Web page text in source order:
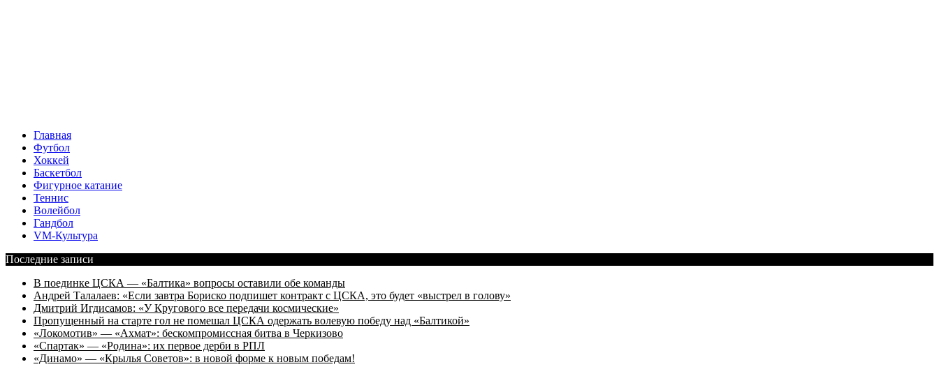
Главная
Футбол
Хоккей
Баскетбол
Фигурное катание
Теннис
Волейбол
Гандбол
VM-Культура
Последние записи
В поединке ЦСКА — «Балтика» вопросы оставили обе команды
Андрей Талалаев: «Если завтра Бориско подпишет контракт с ЦСКА, это будет «выстрел в голову»
Дмитрий Игдисамов: «У Кругового все передачи космические»
Пропущенный на старте гол не помешал ЦСКА одержать волевую победу над «Балтикой»
«Локомотив» — «Ахмат»: бескомпромиссная битва в Черкизово
«Спартак» — «Родина»: их первое дерби в РПЛ
«Динамо» — «Крылья Советов»: в новой форме к новым победам!